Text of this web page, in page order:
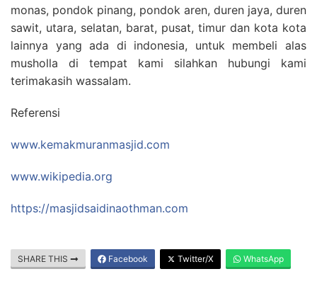
monas, pondok pinang, pondok aren, duren jaya, duren
sawit, utara, selatan, barat, pusat, timur dan kota kota
lainnya yang ada di indonesia, untuk membeli alas
musholla di tempat kami silahkan hubungi kami
terimakasih wassalam.
Referensi
www.kemakmuranmasjid.com
www.wikipedia.org
https://masjidsaidinaothman.com
SHARE THIS Facebook Twitter/X WhatsApp